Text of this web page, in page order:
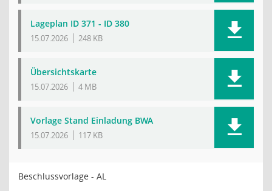
Lageplan ID 371 - ID 380
15.07.2026 248 KB
Übersichtskarte
15.07.2026 4 MB
Vorlage Stand Einladung BWA
15.07.2026 117 KB
Beschlussvorlage - AL